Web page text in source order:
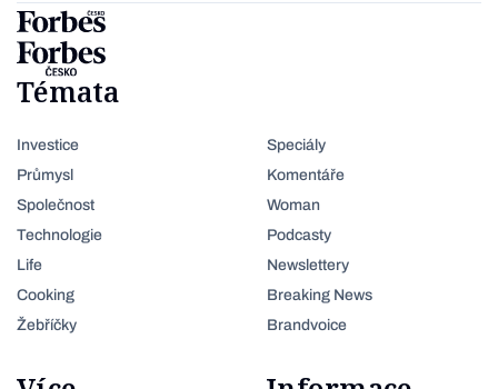
Témata
Investice
Průmysl
Společnost
Technologie
Life
Cooking
Žebříčky
Speciály
Komentáře
Woman
Podcasty
Newslettery
Breaking News
Brandvoice